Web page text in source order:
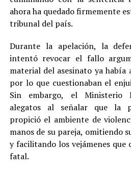
ahora ha quedado firmemente
tribunal del país.
Durante la apelación, la
intentó revocar el fallo
material del asesinato ya había
por lo que cuestionaban el
Sin embargo, el Ministerio
alegatos al señalar que la
propició el ambiente de
manos de su pareja, omitiendo
y facilitando los vejámenes que
fatal.